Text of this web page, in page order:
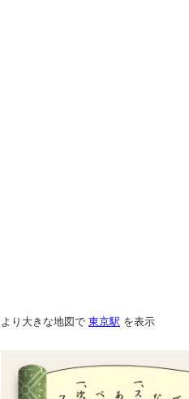
より大きな地図で 東京駅 を表示